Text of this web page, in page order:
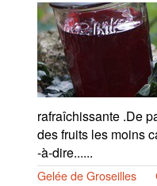
rafraîchissante .De
des fruits les moins
-à-dire......
Gelée de Groseilles